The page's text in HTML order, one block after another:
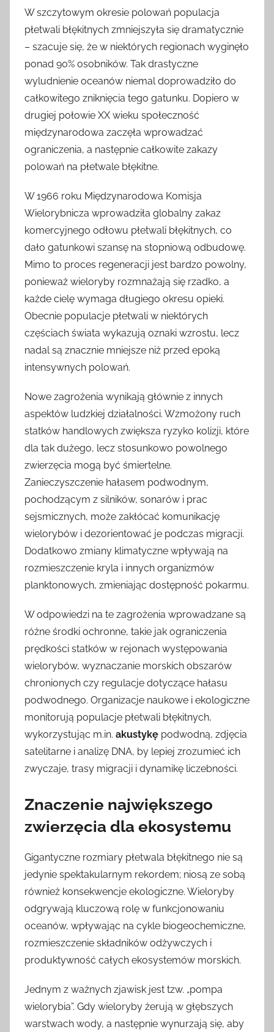
W szczytowym okresie polowań populacja
płetwali błękitnych zmniejszyła się dramatycznie
– szacuje się, że w niektórych regionach wyginęło
ponad 90% osobników. Tak drastyczne
wyludnienie oceanów niemal doprowadziło do
całkowitego zniknięcia tego gatunku. Dopiero w
drugiej połowie XX wieku społeczność
międzynarodowa zaczęła wprowadzać
ograniczenia, a następnie całkowite zakazy
polowań na płetwale błękitne.
W 1966 roku Międzynarodowa Komisja
Wielorybnicza wprowadziła globalny zakaz
komercyjnego odłowu płetwali błękitnych, co
dało gatunkowi szansę na stopniową odbudowę.
Mimo to proces regeneracji jest bardzo powolny,
ponieważ wieloryby rozmnażają się rzadko, a
każde cielę wymaga długiego okresu opieki.
Obecnie populacje płetwali w niektórych
częściach świata wykazują oznaki wzrostu, lecz
nadal są znacznie mniejsze niż przed epoką
intensywnych polowań.
Nowe zagrożenia wynikają głównie z innych
aspektów ludzkiej działalności. Wzmożony ruch
statków handlowych zwiększa ryzyko kolizji, które
dla tak dużego, lecz stosunkowo powolnego
zwierzęcia mogą być śmiertelne.
Zanieczyszczenie hałasem podwodnym,
pochodzącym z silników, sonarów i prac
sejsmicznych, może zakłócać komunikację
wielorybów i dezorientować je podczas migracji.
Dodatkowo zmiany klimatyczne wpływają na
rozmieszczenie kryla i innych organizmów
planktonowych, zmieniając dostępność pokarmu.
W odpowiedzi na te zagrożenia wprowadzane są
różne środki ochronne, takie jak ograniczenia
prędkości statków w rejonach występowania
wielorybów, wyznaczanie morskich obszarów
chronionych czy regulacje dotyczące hałasu
podwodnego. Organizacje naukowe i ekologiczne
monitorują populacje płetwali błękitnych,
wykorzystując m.in. akustykę podwodną, zdjęcia
satelitarne i analizę DNA, by lepiej zrozumieć ich
zwyczaje, trasy migracji i dynamikę liczebności.
Znaczenie największego
zwierzęcia dla ekosystemu
Gigantyczne rozmiary płetwala błękitnego nie są
jedynie spektakularnym rekordem; niosą ze sobą
również konsekwencje ekologiczne. Wieloryby
odgrywają kluczową rolę w funkcjonowaniu
oceanów, wpływając na cykle biogeochemiczne,
rozmieszczenie składników odżywczych i
produktywność całych ekosystemów morskich.
Jednym z ważnych zjawisk jest tzw. „pompa
wielorybia”. Gdy wieloryby żerują w głębszych
warstwach wody, a następnie wynurzają się, aby